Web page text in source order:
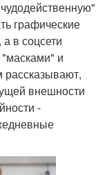
графические
в соцсети
и
внешности
-